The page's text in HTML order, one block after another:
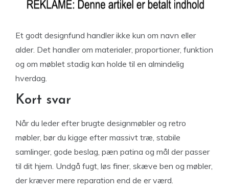
Et godt designfund handler ikke kun om navn eller
alder. Det handler om materialer, proportioner, funktion
og om møblet stadig kan holde til en almindelig
hverdag.
Kort svar
Når du leder efter brugte designmøbler og retro
møbler, bør du kigge efter massivt træ, stabile
samlinger, gode beslag, pæn patina og mål der passer
til dit hjem. Undgå fugt, løs finer, skæve ben og møbler,
der kræver mere reparation end de er værd.